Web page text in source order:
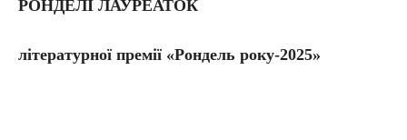
РОНДЕЛІ ЛАУРЕАТОК
літературної премії «Рондель року-2025»